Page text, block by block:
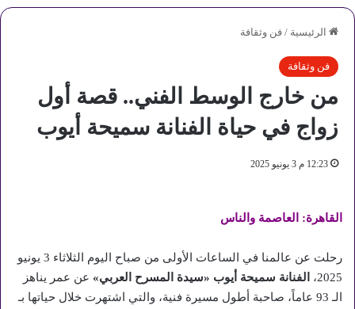
الرئيسية / فن وثقافة
فن وثقافة
من خارج الوسط الفني.. قصة أول
زواج في حياة الفنانة سميحة أيوب
12:23 م 3 يونيو 2025
القاهرة: العاصمة والناس
رحلت عن عالمنا في الساعات الأولى من صباح اليوم الثلاثاء 3 يونيو
2025،
الفنانة سميحة أيوب «سيدة المسرح العربي» عن عمر يناهز
الـ 93 عاماً، صاحبة أطول مسيرة فنية، والتي اشتهرت خلال حياتها بـ